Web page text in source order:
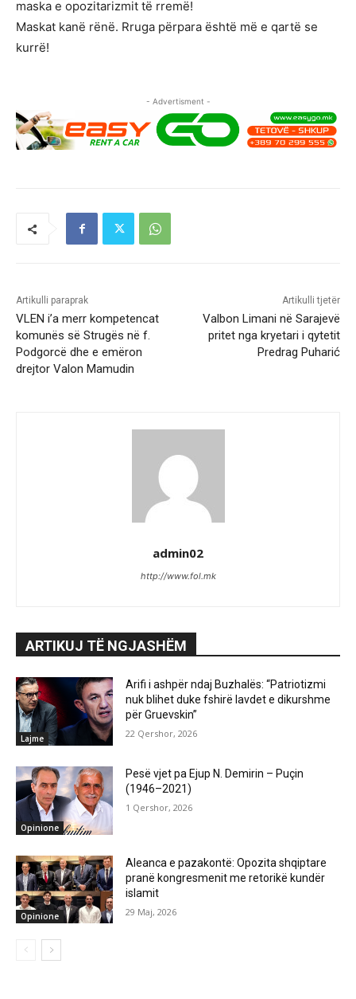
maska e opozitarizmit të rremë!
Maskat kanë rënë. Rruga përpara është më e qartë se
kurrë!
- Advertisment -
Artikulli paraprak
VLEN i’a merr kompetencat
komunës së Strugës në f.
Podgorcë dhe e emëron
drejtor Valon Mamudin
Artikulli tjetër
Valbon Limani në Sarajevë
pritet nga kryetari i qytetit
Predrag Puharić
admin02
http://www.fol.mk
ARTIKUJ TË NGJASHËM
Lajme
Arifi i ashpër ndaj Buzhalës: “Patriotizmi
nuk blihet duke fshirë lavdet e dikurshme
për Gruevskin”
22 Qershor, 2026
Opinione
Pesë vjet pa Ejup N. Demirin – Puçin
(1946–2021)
1 Qershor, 2026
Opinione
Aleanca e pazakontë: Opozita shqiptare
pranë kongresmenit me retorikë kundër
islamit
29 Maj, 2026